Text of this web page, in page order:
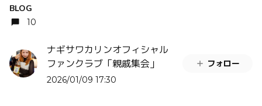
BLOG
10
ナギサワカリンオフィシャル
ファンクラブ「親戚集会」
2026/01/09 17:30
フォロー